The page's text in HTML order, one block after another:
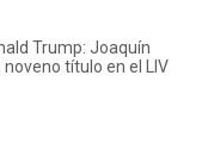
Trump: Joaquín
título en el LIV